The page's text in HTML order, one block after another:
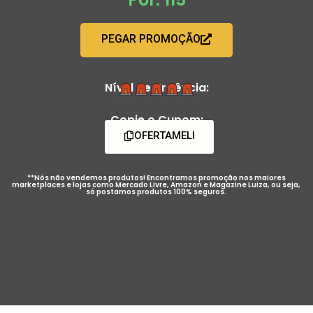
PEGAR PROMOÇÃO
Nível de Urgência:
Copie o Cupom:
OFERTAMELI
**Nós não vendemos produtos! Encontramos promoção nos maiores
marketplaces e lojas como Mercado Livre, Amazon e Magazine Luiza, ou seja,
só postamos produtos 100% seguros.